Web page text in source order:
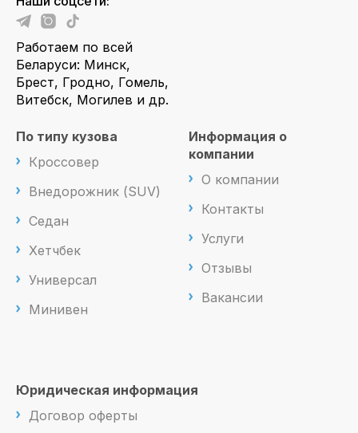
Работаем по всей
Беларуси: Минск,
Брест, Гродно, Гомель,
Витебск, Могилев и др.
По типу кузова
Кроссовер
Внедорожник (SUV)
Седан
Хетчбек
Универсал
Минивен
Информация о
компании
О компании
Контакты
Услуги
Отзывы
Вакансии
Юридическая информация
Договор оферты